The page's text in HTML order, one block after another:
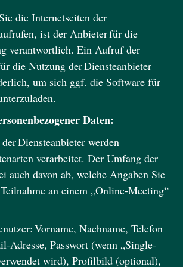
die Internetseiten der
ist der Anbieter für die
verantwortlich. Ein Aufruf der
die Nutzung der Diensteanbieter
um sich ggf. die Software für
Daten:
Diensteanbieter werden
verarbeitet. Der Umfang der
auch davon ab, welche Angaben Sie
an einem „Online-Meeting“
Vorname, Nachname, Telefon
Adresse, Passwort (wenn „Single-
wird), Profilbild (optional),